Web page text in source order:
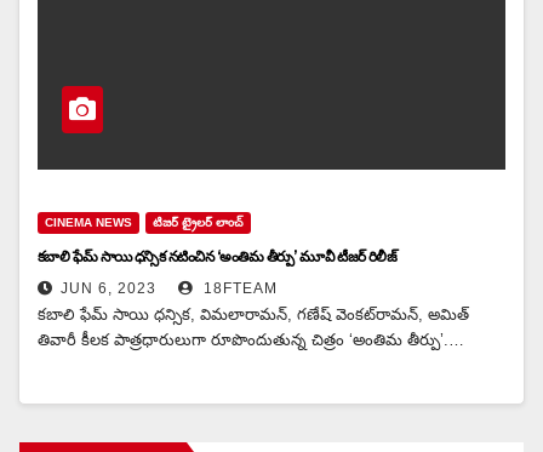
CINEMA NEWS టిజర్ ట్రైలర్ లాంచ్
కబాలి ఫేమ్ సాయి ధన్సిక నటించిన ‘అంతిమ తీర్పు’ మూవీ టీజర్ రిలీజ్
JUN 6, 2023 18FTEAM
కబాలి ఫేమ్ సాయి ధన్సిక, విమలారామన్‌, గణేష్‌ వెంకట్‌రామన్‌, అమిత్‌
తివారీ కీలక పాత్రధారులుగా రూపొందుతున్న చిత్రం ‘అంతిమ తీర్పు’.…